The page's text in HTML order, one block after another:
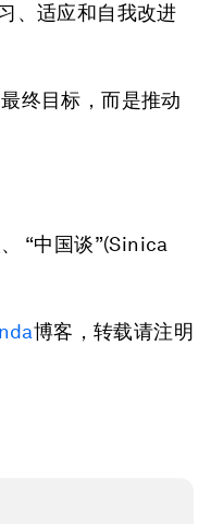
、适应和自我改进
终目标，而是推动
“中国谈”(Sinica
博客，转载请注明